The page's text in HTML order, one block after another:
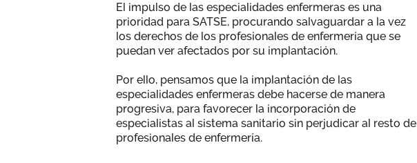
El impulso de las especialidades enfermeras es una
prioridad para SATSE, procurando salvaguardar a la vez
los derechos de los profesionales de enfermería que se
puedan ver afectados por su implantación.
Por ello, pensamos que la implantación de las
especialidades enfermeras debe hacerse de manera
progresiva, para favorecer la incorporación de
especialistas al sistema sanitario sin perjudicar al resto de
profesionales de enfermería.